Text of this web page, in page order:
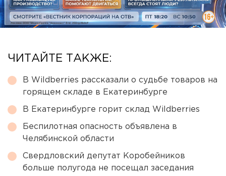
ЧИТАЙТЕ ТАКЖЕ:
В Wildberries рассказали о судьбе товаров на
горящем складе в Екатеринбурге
В Екатеринбурге горит склад Wildberries
Беспилотная опасность объявлена в
Челябинской области
Свердловский депутат Коробейников
больше полугода не посещал заседания